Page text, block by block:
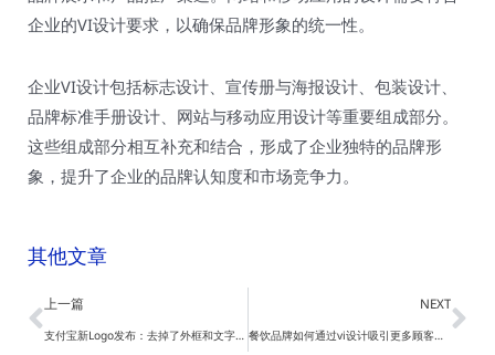
企业的VI设计要求，以确保品牌形象的统一性。
企业VI设计包括标志设计、宣传册与海报设计、包装设计、
品牌标准手册设计、网站与移动应用设计等重要组成部分。
这些组成部分相互补充和结合，形成了企业独特的品牌形
象，提升了企业的品牌认知度和市场竞争力。
其他文章
Prev
上一篇
支付宝新Logo发布：去掉了外框和文字，引入立体的自然光
NEXT
餐饮品牌如何通过vi设计吸引更多顾客进店-南京梵构广告